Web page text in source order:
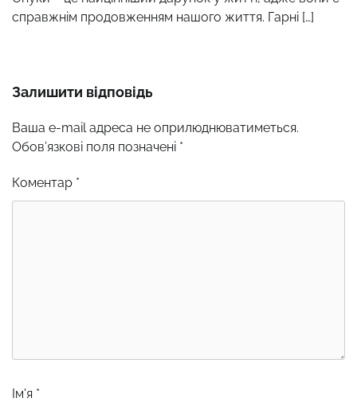
справжнім продовженням нашого життя. Гарні […]
Залишити відповідь
Ваша e-mail адреса не оприлюднюватиметься.
Обов’язкові поля позначені *
Коментар *
Ім'я *